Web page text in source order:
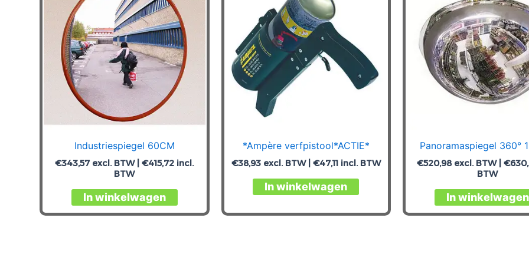
Industriespiegel 60CM
€343,57 excl. BTW |€415,72 incl.
BTW
In winkelwagen
*Ampère verfpistool*ACTIE*
€38,93excl. BTW | €47,11 incl. BTW
In winkelwagen
Panoramaspiegel 360°
€520,98excl. BTW | €
BTW
In winkelwagen